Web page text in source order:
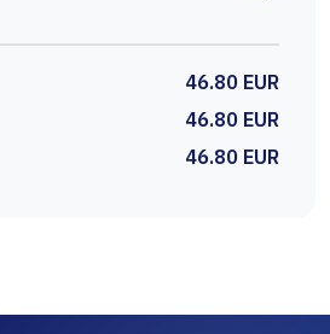
46.80 EUR
46.80 EUR
46.80 EUR